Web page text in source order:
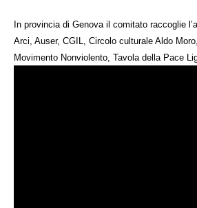
In provincia di Genova il comitato raccoglie
Arci, Auser, CGIL, Circolo culturale Aldo Moro
Movimento Nonviolento, Tavola della Pace